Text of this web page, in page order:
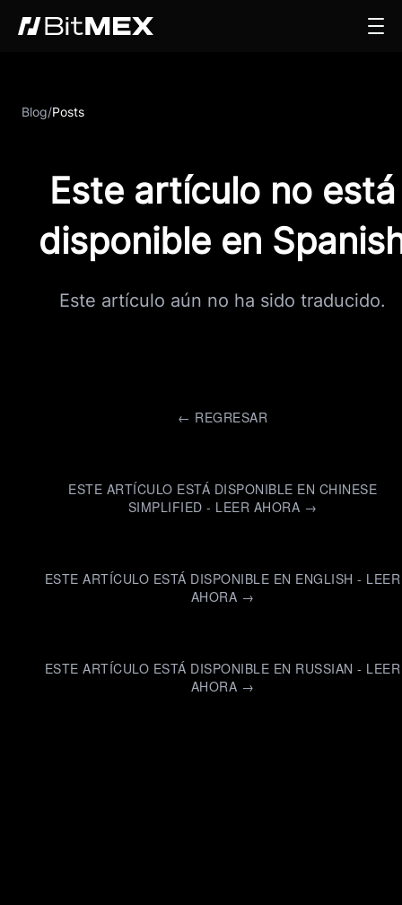
Blog/Posts
Este artículo no está
disponible en
Este artículo aún no ha sido traducido.
← REGRESAR
ESTE ARTÍCULO ESTÁ DISPONIBLE EN CHINESE
SIMPLIFIED - LEER AHORA →
ESTE ARTÍCULO ESTÁ DISPONIBLE EN ENGLISH - LEER
AHORA →
ESTE ARTÍCULO ESTÁ DISPONIBLE EN RUSSIAN - LEER
AHORA →